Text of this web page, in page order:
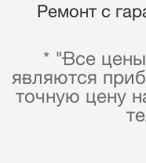
Ремонт с
* "Все
являются
точную цену